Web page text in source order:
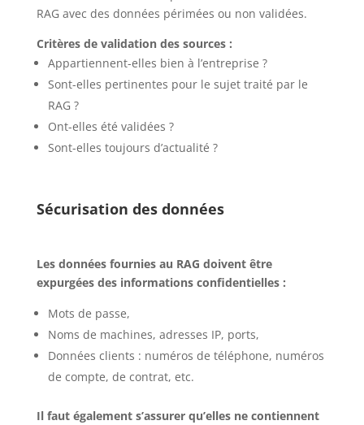
RAG avec des données périmées ou non validées.
Critères de validation des sources :
Appartiennent-elles bien à l’entreprise ?
Sont-elles pertinentes pour le sujet traité par le
RAG ?
Ont-elles été validées ?
Sont-elles toujours d’actualité ?
Sécurisation des données
Les données fournies au RAG doivent être
expurgées des informations confidentielles :
Mots de passe,
Noms de machines, adresses IP, ports,
Données clients : numéros de téléphone, numéros
de compte, de contrat, etc.
Il faut également s’assurer qu’elles ne contiennent